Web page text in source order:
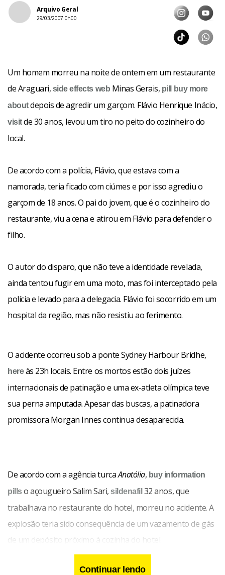
Arquivo Geral
29/03/2007 0h00
Um homem morreu na noite de ontem em um restaurante
de Araguari, side effects web Minas Gerais, pill
buy more
aboutdepois de agredir um garçom. Flávio Henrique Inácio,
visitde 30 anos, levou um tiro no peito do cozinheiro do
local.
De acordo com a polícia, Flávio, que estava com a
namorada, teria ficado com ciúmes e por isso agrediu o
garçom de 18 anos. O pai do jovem, que é o cozinheiro do
restaurante, viu a cena e atirou em Flávio para defender o
filho.
O autor do disparo, que não teve a identidade revelada,
ainda tentou fugir em uma moto, mas foi interceptado pela
polícia e levado para a delegacia. Flávio foi socorrido em um
hospital da região, mas não resistiu ao ferimento.
O acidente ocorreu sob a ponte Sydney Harbour Bridhe,
hereàs 23h locais. Entre os mortos estão dois juízes
internacionais de patinação e uma ex-atleta olímpica teve
sua perna amputada. Apesar das buscas, a patinadora
promissora Morgan Innes continua desaparecida.
De acordo com a agência turcaAnatólia, buy information
pillso açougueiro Salim Sari,sildenafil32 anos, que
trabalhava no restaurante do hotel, morreu no acidente. A
explosão teria sido conseqüência de um vazamento de gás
de um depósito próximo à cozinha do hotel.
Continuar lendo